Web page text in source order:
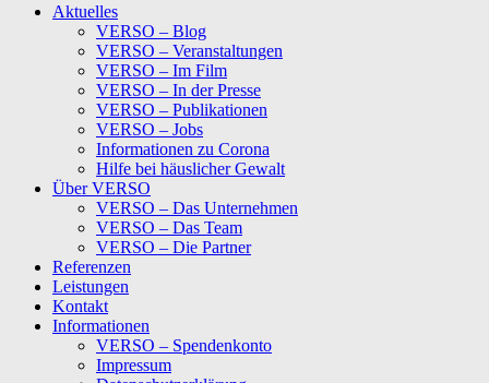
Aktuelles
VERSO – Blog
VERSO – Veranstaltungen
VERSO – Im Film
VERSO – In der Presse
VERSO – Publikationen
VERSO – Jobs
Informationen zu Corona
Hilfe bei häuslicher Gewalt
Über VERSO
VERSO – Das Unternehmen
VERSO – Das Team
VERSO – Die Partner
Referenzen
Leistungen
Kontakt
Informationen
VERSO – Spendenkonto
Impressum